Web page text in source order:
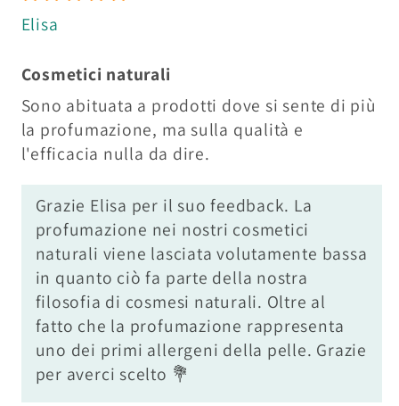
Elisa
Cosmetici naturali
Sono abituata a prodotti dove si sente di più
la profumazione, ma sulla qualità e
l'efficacia nulla da dire.
Grazie Elisa per il suo feedback. La
profumazione nei nostri cosmetici
naturali viene lasciata volutamente bassa
in quanto ciò fa parte della nostra
filosofia di cosmesi naturali. Oltre al
fatto che la profumazione rappresenta
uno dei primi allergeni della pelle. Grazie
per averci scelto 💐